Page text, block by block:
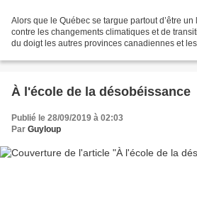
Alors que le Québec se targue partout d’être
contre les changements climatiques et de
du doigt les autres provinces canadiennes et
À l'école de la désobéissance
Publié le 28/09/2019 à 02:03
Par Guyloup